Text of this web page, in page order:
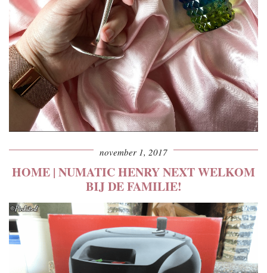
november 1, 2017
HOME | NUMATIC HENRY NEXT WELKOM
BIJ DE FAMILIE!